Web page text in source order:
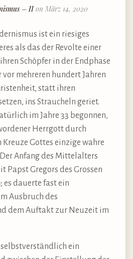
– IIon März 14, 2020
ist ein riesiges
als das der Revolte einer
Schöpfer in der Endphase
vor mehreren hundert Jahren
statt ihren
ins Straucheln geriet.
im Jahre 33 begonnen,
Herrgott durch
Gottes einzige wahre
Anfang des Mittelalters
Papst Gregors des Grossen
es dauerte fast ein
Ausbruch des
dem Auftakt zur Neuzeit im
ein